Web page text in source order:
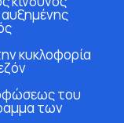
κυκλοφορία
του
των